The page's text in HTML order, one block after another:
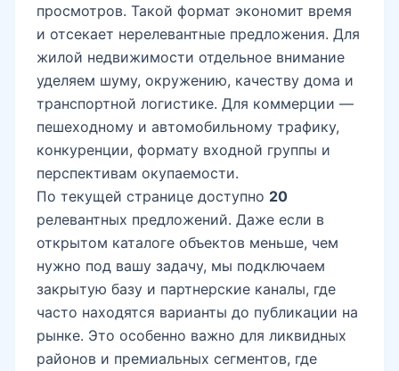
просмотров. Такой формат экономит время
и отсекает нерелевантные предложения. Для
жилой недвижимости отдельное внимание
уделяем шуму, окружению, качеству дома и
транспортной логистике. Для коммерции —
пешеходному и автомобильному трафику,
конкуренции, формату входной группы и
перспективам окупаемости.
По текущей странице доступно 20
релевантных предложений. Даже если в
открытом каталоге объектов меньше, чем
нужно под вашу задачу, мы подключаем
закрытую базу и партнерские каналы, где
часто находятся варианты до публикации на
рынке. Это особенно важно для ликвидных
районов и премиальных сегментов, где